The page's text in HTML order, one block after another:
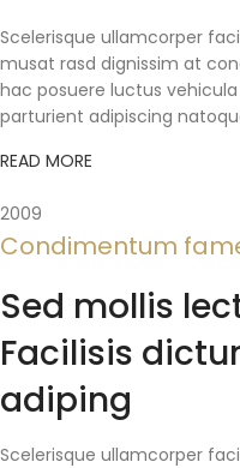
Scelerisque ullamcorper
musat rasd dignissim at
hac posuere luctus
parturient adipiscing
READ MORE
2009
Condimentum
Sed mollis
Facilisis
adiping
Scelerisque ullamcorper